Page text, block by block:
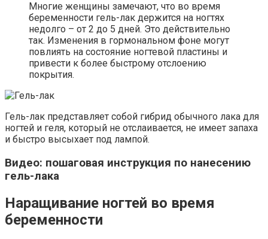
Многие женщины замечают, что во время
беременности гель-лак держится на ногтях
недолго – от 2 до 5 дней. Это действительно
так. Изменения в гормональном фоне могут
повлиять на состояние ногтевой пластины и
привести к более быстрому отслоению
покрытия.
Гель-лак представляет собой гибрид обычного лака для
ногтей и геля, который не отслаивается, не имеет запаха
и быстро высыхает под лампой.
Видео: пошаговая инструкция по нанесению
гель-лака
Наращивание ногтей во время
беременности